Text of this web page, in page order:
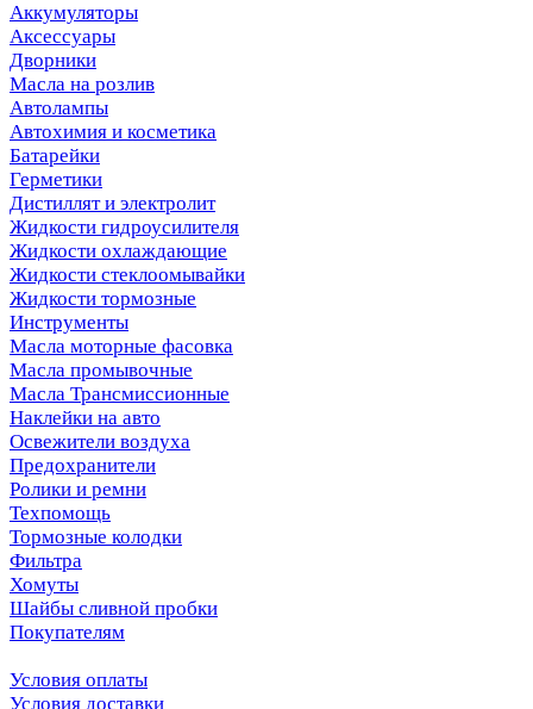
Аккумуляторы
Аксессуары
Дворники
Масла на розлив
Автолампы
Автохимия и косметика
Батарейки
Герметики
Дистиллят и электролит
Жидкости гидроусилителя
Жидкости охлаждающие
Жидкости стеклоомывайки
Жидкости тормозные
Инструменты
Масла моторные фасовка
Масла промывочные
Масла Трансмиссионные
Наклейки на авто
Освежители воздуха
Предохранители
Ролики и ремни
Техпомощь
Тормозные колодки
Фильтра
Хомуты
Шайбы сливной пробки
Покупателям
Условия оплаты
Условия доставки